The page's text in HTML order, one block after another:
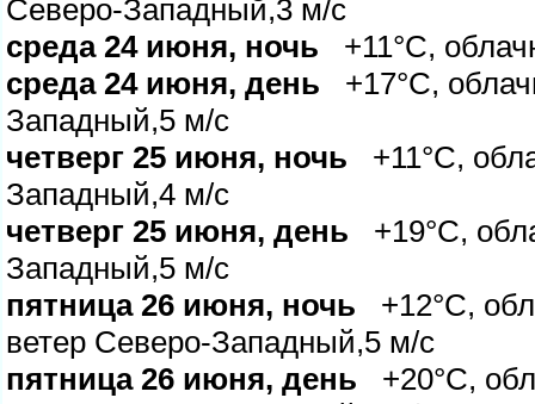
Северо-Западный,3 м/с
среда 24 июня, ночь +11°C,
среда 24 июня, день +17°C,
Западный,5 м/с
четверг 25 июня, ночь +11°C,
Западный,4 м/с
четверг 25 июня, день +19°C,
Западный,5 м/с
пятница 26 июня, ночь +12°C,
етер Северо-Западный,5 м/с
пятница 26 июня, день +20°C,